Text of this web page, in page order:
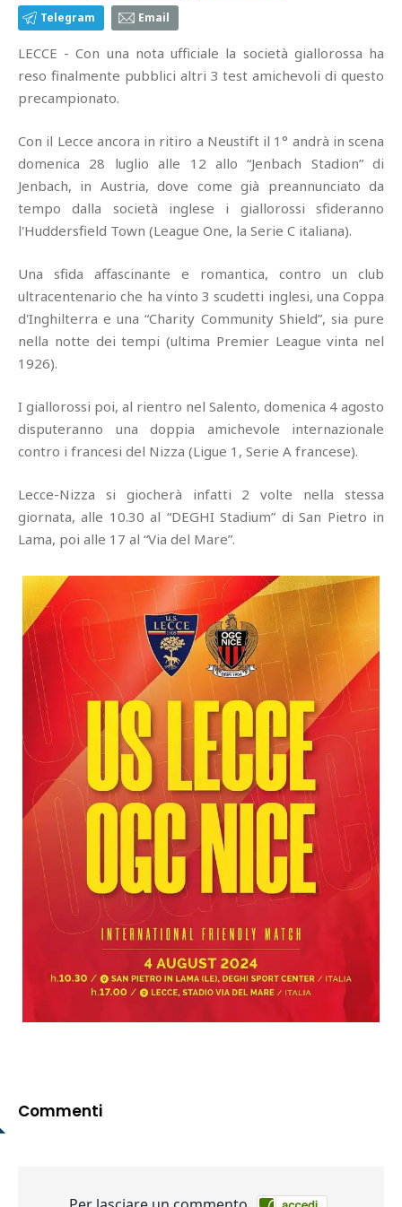
Telegram Email
LECCE - Con una nota ufficiale la società giallorossa ha
reso finalmente pubblici altri 3 test amichevoli di questo
precampionato.
Con il Lecce ancora in ritiro a Neustift il 1° andrà in scena
domenica 28 luglio alle 12 allo “Jenbach Stadion” di
Jenbach, in Austria, dove come già preannunciato da
tempo dalla società inglese i giallorossi sfideranno
l'Huddersfield Town (League One, la Serie C italiana).
Una sfida affascinante e romantica, contro un club
ultracentenario che ha vinto 3 scudetti inglesi, una Coppa
d'Inghilterra e una “Charity Community Shield”, sia pure
nella notte dei tempi (ultima Premier League vinta nel
1926).
I giallorossi poi, al rientro nel Salento, domenica 4 agosto
disputeranno una doppia amichevole internazionale
contro i francesi del Nizza (Ligue 1, Serie A francese).
Lecce-Nizza si giocherà infatti 2 volte nella stessa
giornata, alle 10.30 al “DEGHI Stadium” di San Pietro in
Lama, poi alle 17 al “Via del Mare”.
Commenti